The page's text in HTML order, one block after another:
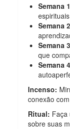
Semana
Semana
Semana
que
Semana
Incenso:
conexão
Ritual: Faça
sobre suas